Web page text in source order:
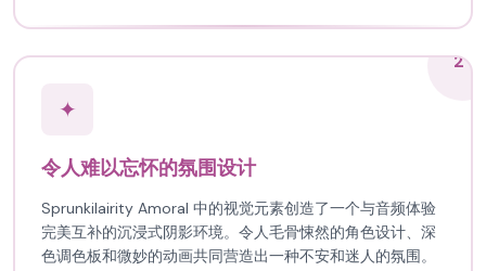
2
✦
令人难以忘怀的氛围设计
Sprunkilairity Amoral 中的视觉元素创造了一个与音频体验
完美互补的沉浸式阴影环境。令人毛骨悚然的角色设计、深
色调色板和微妙的动画共同营造出一种不安和迷人的氛围。